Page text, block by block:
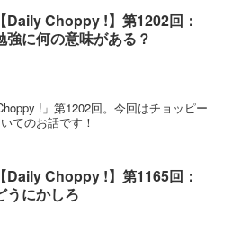
【Daily Choppy !】第1202回：
強に何の意味がある？
!」第1202回。今回はチョッピー
てのお話です！
【Daily Choppy !】第1165回：
うにかしろ